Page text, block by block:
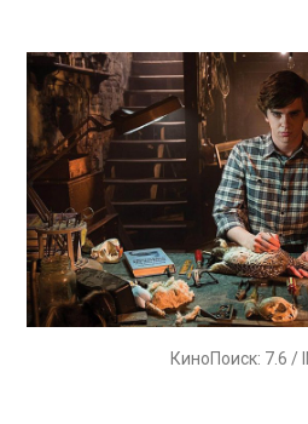
КиноПоиск: 7.6 /